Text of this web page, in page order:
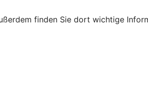
finden Sie dort wichtige